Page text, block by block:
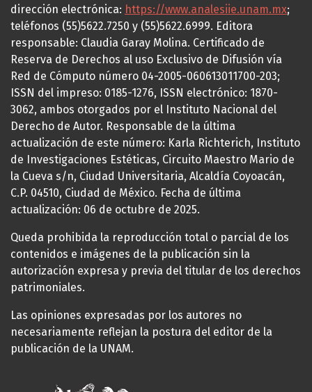
dirección electrónica: https://www.analesiie.unam.mx;
teléfonos (55)5622.7250 y (55)5622.6999. Editora
responsable: Claudia Garay Molina. Certificado de
Reserva de Derechos al uso Exclusivo de Difusión vía
Red de Cómputo número 04-2005-060613011700-203;
ISSN del impreso: 0185-1276, ISSN electrónico: 1870-
3062, ambos otorgados por el Instituto Nacional del
Derecho de Autor. Responsable de la última
actualización de este número: Karla Richterich, Instituto
de Investigaciones Estéticas, Circuito Maestro Mario de
la Cueva s/n, Ciudad Universitaria, Alcaldía Coyoacán,
C.P. 04510, Ciudad de México. Fecha de última
actualización: 06 de octubre de 2025.
Queda prohibida la reproducción total o parcial de los
contenidos e imágenes de la publicación sin la
autorización expresa y previa del titular de los derechos
patrimoniales.
Las opiniones expresadas por los autores no
necesariamente reflejan la postura del editor de la
publicación de la UNAM.